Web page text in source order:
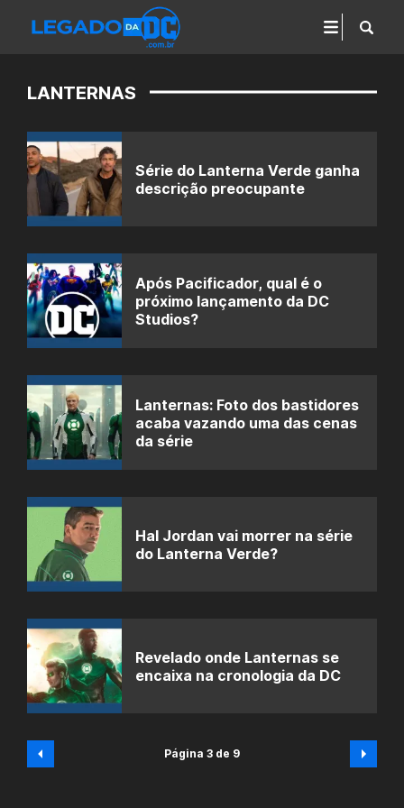
LANTERNAS
Série do Lanterna Verde ganha
descrição preocupante
Após Pacificador, qual é o
próximo lançamento da DC
Studios?
Lanternas: Foto dos bastidores
acaba vazando uma das cenas
da série
Hal Jordan vai morrer na série
do Lanterna Verde?
Revelado onde Lanternas se
encaixa na cronologia da DC
Página 3 de 9